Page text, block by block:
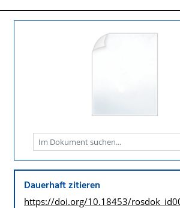
Dauerhaft zitieren
https://doi.org/10.18453/